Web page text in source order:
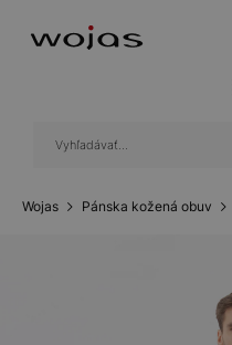
Wojas Pánska kožená obuv